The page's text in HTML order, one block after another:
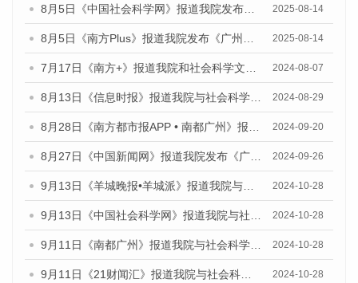
8月5日《中国社会科学网》报道我院发布《广州蓝皮书：广州城乡融合发展报告（2025）》的媒体文章 2025-08-14
8月5日《南方Plus》报道我院发布《广州蓝皮书：广州城乡融合发展报告（2025）》的媒体文章 2025-08-14
7月17日《南方+》报道我院和社会科学文献出版社联合发布《广州蓝皮书：广州数字经济发展报告（2024）》的媒体文章 2024-08-07
8月13日《信息时报》报道我院与社会科学文献出版社联合发布的《广州蓝皮书：广州国际商贸中心发展报告（2024）》媒体文章 2024-08-29
8月28日《南方都市报APP • 南都广州》报道我院发布《广州蓝皮书：广州城市国际化发展报告（2024）》的媒体文章 2024-09-20
8月27日《中国新闻网》报道我院发布《广州蓝皮书：广州创新型城市发展报告（2024）》的媒体文章 2024-09-26
9月13日《羊城晚报•羊城派》报道我院与社会科学文献出版社联合发布了《广州蓝皮书：广州金融发展报告（2024）》的媒体文章 2024-10-28
9月13日《中国社会科学网》报道我院与社会科学文献出版社联合发布了《广州蓝皮书：广州金融发展报告（2024）》的媒体文章 2024-10-28
9月11日《南都广州》报道我院与社会科学文献出版社联合发布了《广州蓝皮书：广州金融发展报告（2024）》的媒体文章 2024-10-28
9月11日《21财闻汇》报道我院与社会科学文献出版社联合发布了《广州蓝皮书：广州金融发展报告（2024）》的媒体文章 2024-10-28